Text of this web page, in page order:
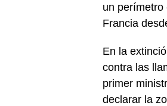
un perímetro
Francia
En la
contra las
primer
declarar la